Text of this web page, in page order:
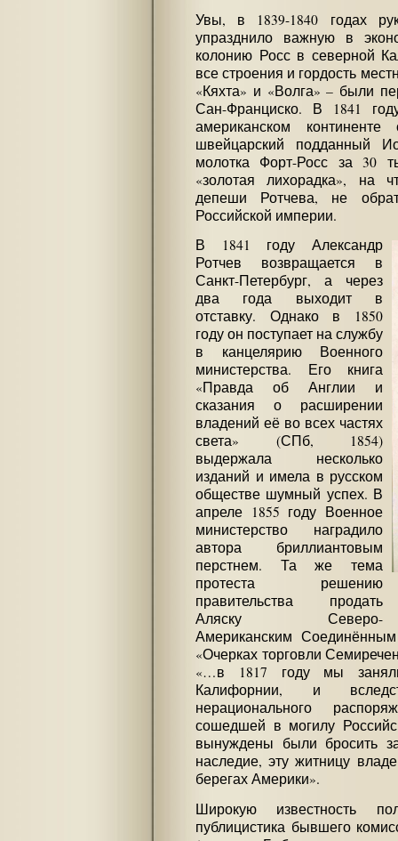
Увы, в 1839-1840 годах
упразднило важную в
колонию Росс в северной
все строения и гордость
«Кяхта» и «Волга» – были
Сан-Франциско. В 1841
американском
швейцарский подданный
молотка Форт-Росс за 30
«золотая лихорадка», на
депеши Ротчева, не
Российской империи.
В 1841 году Александр
Ротчев возвращается в
Санкт-Петербург, а через
два года выходит в
отставку. Однако в 1850
году он поступает на службу
в канцелярию Военного
министерства. Его книга
«Правда об Англии и
сказания о расширении
владений её во всех частях
света» (СПб, 1854)
выдержала несколько
изданий и имела в русском
обществе шумный успех. В
апреле 1855 году Военное
министерство наградило
автора бриллиантовым
перстнем. Та же тема
протеста решению
правительства продать
Аляску Северо-
Американским
«Очерках торговли
«…в 1817 году мы
Калифорнии, и
нерационального
сошедшей в могилу
вынуждены были бросить
наследие, эту житницу
берегах Америки».
Широкую известность
публицистика бывшего